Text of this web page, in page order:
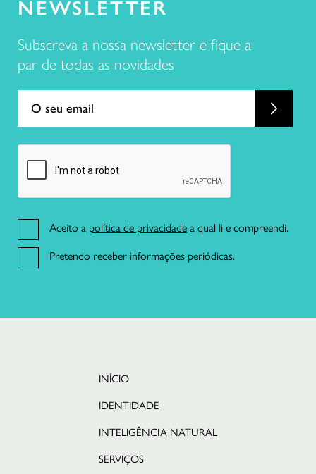
R. da Misericórdia 17 2º dto,1200-270 Lisboa
NEWSLETTER
Subscreva a nossa newsletter e fique a
par de todas as novidades
Aceito a política de privacidadea qual li e compreendi.
Pretendo receber informações periódicas.
INÍCIO
IDENTIDADE
INTELIGÊNCIA NATURAL
SERVIÇOS